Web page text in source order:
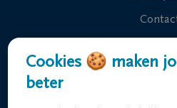
Cookies 🍪 maken
beter